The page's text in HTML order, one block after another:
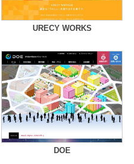
URECY WORKS
DOE